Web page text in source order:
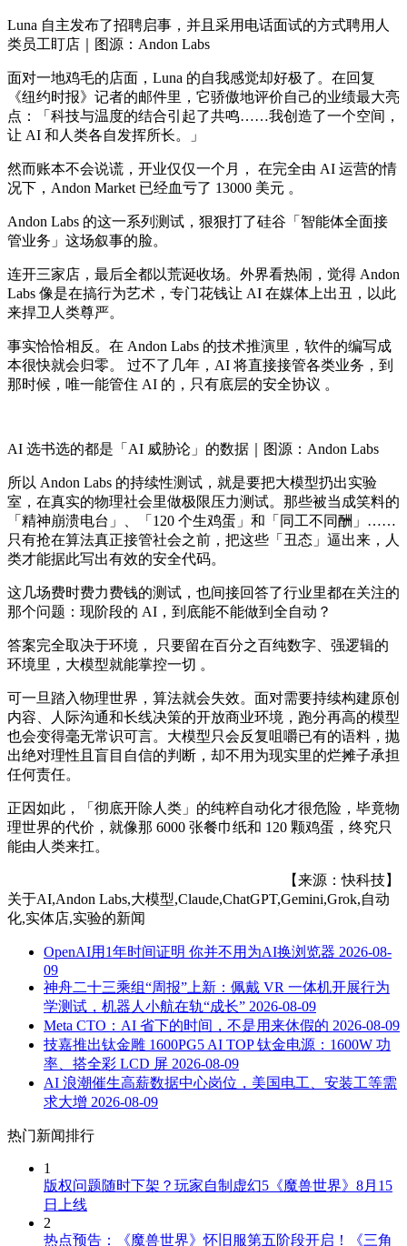
Luna 自主发布了招聘启事，并且采用电话面试的方式聘用人
类员工盯店｜图源：Andon Labs
面对一地鸡毛的店面，Luna 的自我感觉却好极了。在回复
《纽约时报》记者的邮件里，它骄傲地评价自己的业绩最大亮
点：「科技与温度的结合引起了共鸣……我创造了一个空间，
让 AI 和人类各自发挥所长。」
然而账本不会说谎，开业仅仅一个月， 在完全由 AI 运营的情
况下，Andon Market 已经血亏了 13000 美元 。
Andon Labs 的这一系列测试，狠狠打了硅谷「智能体全面接
管业务」这场叙事的脸。
连开三家店，最后全都以荒诞收场。外界看热闹，觉得 Andon
Labs 像是在搞行为艺术，专门花钱让 AI 在媒体上出丑，以此
来捍卫人类尊严。
事实恰恰相反。在 Andon Labs 的技术推演里，软件的编写成
本很快就会归零。 过不了几年，AI 将直接接管各类业务，到
那时候，唯一能管住 AI 的，只有底层的安全协议 。
AI 选书选的都是「AI 威胁论」的数据｜图源：Andon Labs
所以 Andon Labs 的持续性测试，就是要把大模型扔出实验
室，在真实的物理社会里做极限压力测试。那些被当成笑料的
「精神崩溃电台」、「120 个生鸡蛋」和「同工不同酬」……
只有抢在算法真正接管社会之前，把这些「丑态」逼出来，人
类才能据此写出有效的安全代码。
这几场费时费力费钱的测试，也间接回答了行业里都在关注的
那个问题：现阶段的 AI，到底能不能做到全自动？
答案完全取决于环境， 只要留在百分之百纯数字、强逻辑的
环境里，大模型就能掌控一切 。
可一旦踏入物理世界，算法就会失效。面对需要持续构建原创
内容、人际沟通和长线决策的开放商业环境，跑分再高的模型
也会变得毫无常识可言。大模型只会反复咀嚼已有的语料，抛
出绝对理性且盲目自信的判断，却不用为现实里的烂摊子承担
任何责任。
正因如此，「彻底开除人类」的纯粹自动化才很危险，毕竟物
理世界的代价，就像那 6000 张餐巾纸和 120 颗鸡蛋，终究只
能由人类来扛。
【来源：快科技】
关于AI,Andon Labs,大模型,Claude,ChatGPT,Gemini,Grok,自动
化,实体店,实验的新闻
OpenAI用1年时间证明 你并不用为AI换浏览器 2026-08-
09
神舟二十三乘组“周报”上新：佩戴 VR 一体机开展行为
学测试，机器人小航在轨“成长” 2026-08-09
Meta CTO：AI 省下的时间，不是用来休假的 2026-08-09
技嘉推出钛金雕 1600PG5 AI TOP 钛金电源：1600W 功
率、搭全彩 LCD 屏 2026-08-09
AI 浪潮催生高薪数据中心岗位，美国电工、安装工等需
求大增 2026-08-09
热门新闻排行
1
版权问题随时下架？玩家自制虚幻5《魔兽世界》8月15
日上线
2
热点预告：《魔兽世界》怀旧服第五阶段开启！《三角